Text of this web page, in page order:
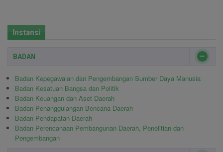
Instansi
BADAN
Badan Kepegawaian dan Pengembangan Sumber Daya Manusia
Badan Kesatuan Bangsa dan Politik
Badan Keuangan dan Aset Daerah
Badan Penanggulangan Bencana Daerah
Badan Pendapatan Daerah
Badan Perencanaan Pembangunan Daerah, Penelitian dan
Pengembangan